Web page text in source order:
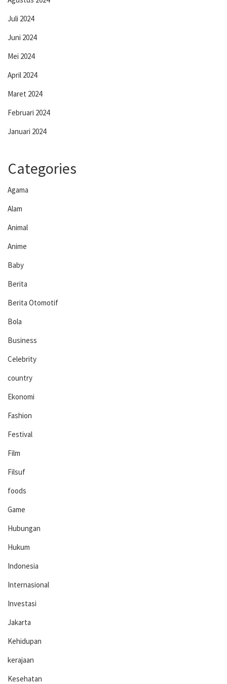
Juli 2024
Juni 2024
Mei 2024
April 2024
Maret 2024
Februari 2024
Januari 2024
Categories
Agama
Alam
Animal
Anime
Baby
Berita
Berita Otomotif
Bola
Business
Celebrity
country
Ekonomi
Fashion
Festival
Film
Filsuf
foods
Game
Hubungan
Hukum
Indonesia
Internasional
Investasi
Jakarta
Kehidupan
kerajaan
Kesehatan